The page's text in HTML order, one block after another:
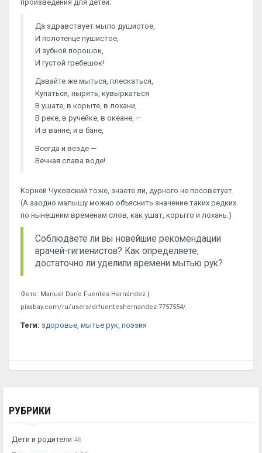
произведения для детей:
Да здравствует мыло душистое,
И полотенце пушистое,
И зубной порошок,
И густой гребешок!
Давайте же мыться, плескаться,
Купаться, нырять, кувыркаться
В ушате, в корыте, в лохани,
В реке, в ручейке, в океане, —
И в ванне, и в бане,
Всегда и везде —
Вечная слава воде!
Корней Чуковский тоже, знаете ли, дурного не посоветует.
(А заодно малышу можно объяснить значение таких редких
по нынешним временам слов, как ушат, корыто и лохань.)
Соблюдаете ли вы новейшие рекомендации
врачей-гигиенистов? Как определяете,
достаточно ли уделили времени мытью рук?
Фото: Manuel Darío Fuentes Hernández |
pixabay.com/ru/users/drfuenteshernandez-7757554/
Теги: здоровье, мытье рук, поэзия
РУБРИКИ
Дети и родители 46